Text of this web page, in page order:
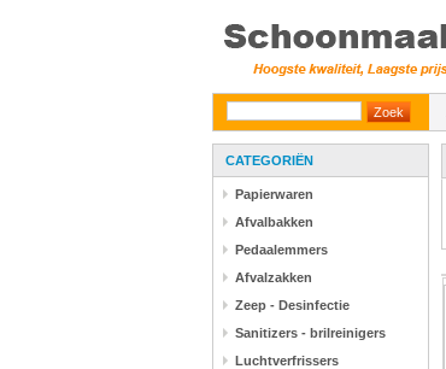
CATEGORIËN
Papierwaren
Afvalbakken
Pedaalemmers
Afvalzakken
Zeep - Desinfectie
Sanitizers - brilreinigers
Luchtverfrissers